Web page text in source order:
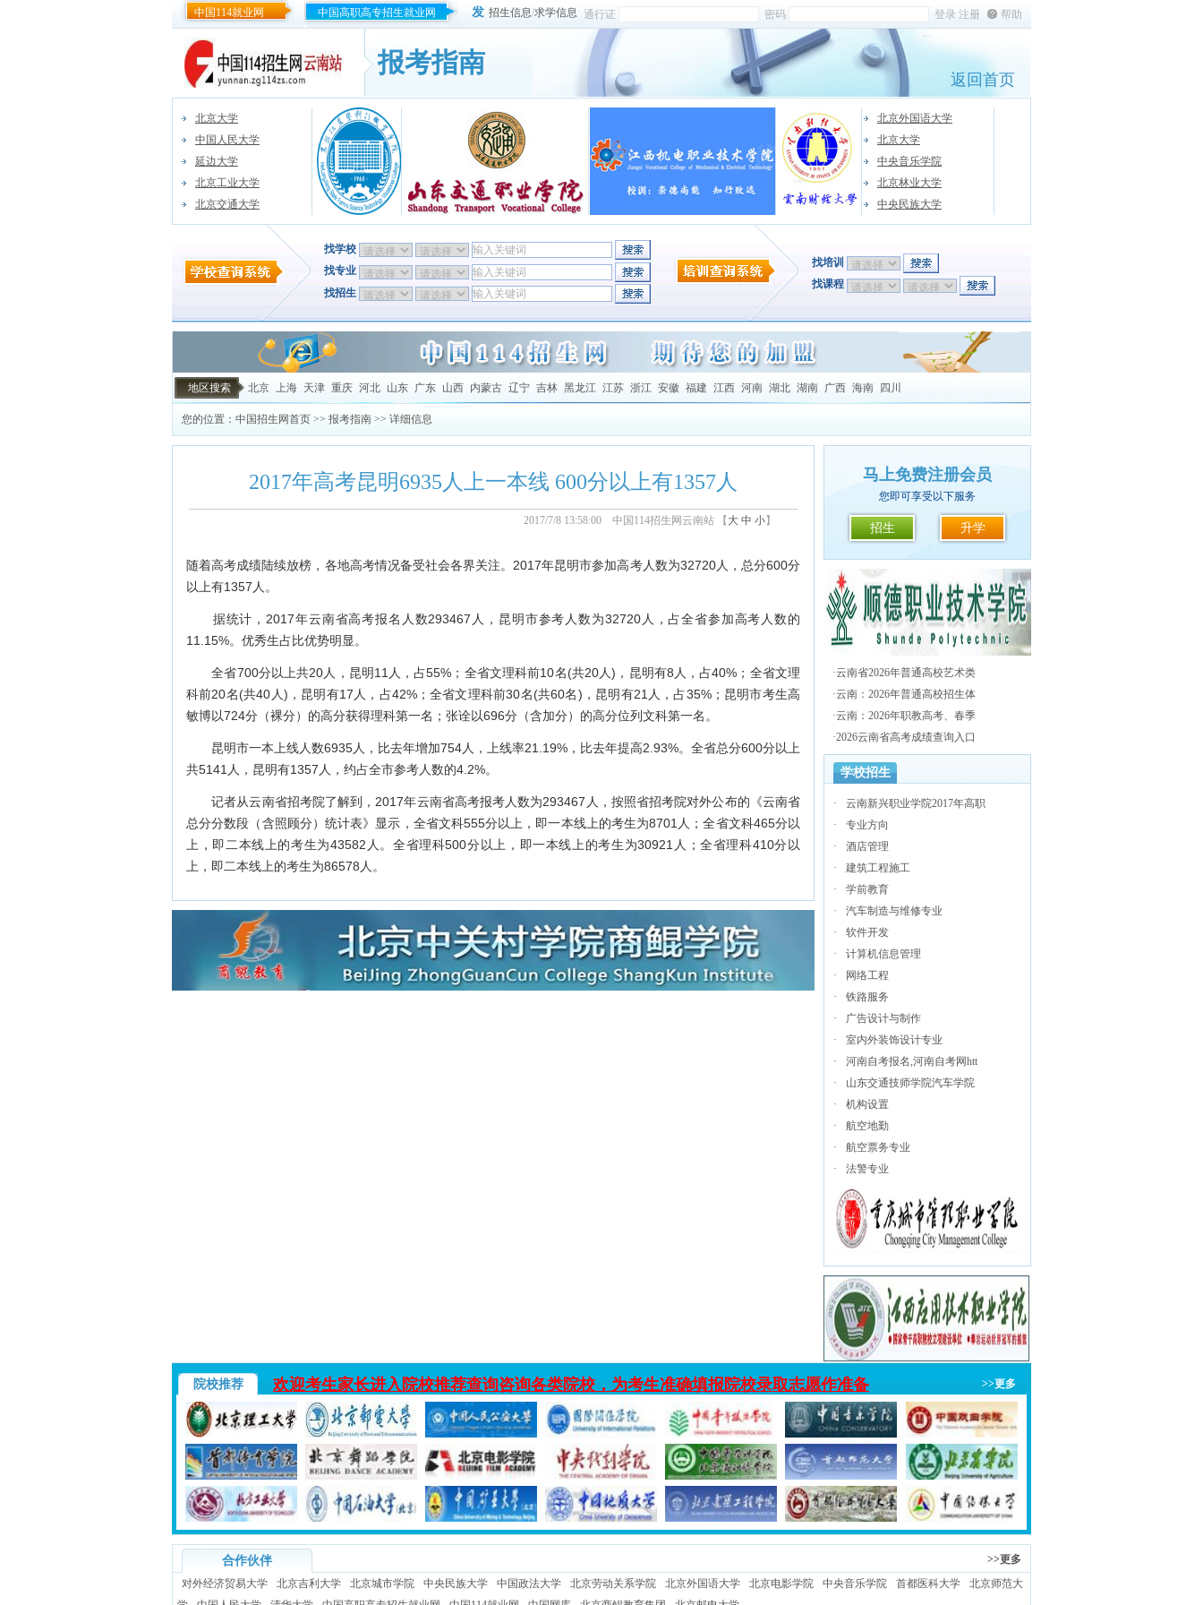
中国114就业网 中国高职高专招生就业网 发 招生信息/求学信息 通行证 密码 帮助
报考指南
返回首页
北京大学
中国人民大学
延边大学
北京工业大学
北京交通大学
北京外国语大学
北京大学
中央音乐学院
北京林业大学
中央民族大学
找学校
找专业
找招生
找培训
找课程
地区搜索 北京 上海 天津 重庆 河北 山东 广东 山西 内蒙古 辽宁 吉林 黑龙江 江苏 浙江 安徽 福建 江西 河南 湖北 湖南 广西 海南 四川
您的位置： 中国招生网首页 >> 报考指南 >> 详细信息
2017年高考昆明6935人上一本线 600分以上有1357人
2017/7/8 13:58:00 中国114招生网云南站 【 大 中 小】
随着高考成绩陆续放榜，各地高考情况备受社会各界关注。2017年昆明市参加高考人数为32720人，总分600分
以上有1357人。
据统计，2017年云南省高考报名人数293467人，昆明市参考人数为32720人，占全省参加高考人数的
11.15%。优秀生占比优势明显。
全省700分以上共20人，昆明11人，占55%；全省文理科前10名(共20人)，昆明有8人，占40%；全省文理
科前20名(共40人)，昆明有17人，占42%；全省文理科前30名(共60名)，昆明有21人，占35%；昆明市考生高
敏博以724分（裸分）的高分获得理科第一名；张诠以696分（含加分）的高分位列文科第一名。
昆明市一本上线人数6935人，比去年增加754人，上线率21.19%，比去年提高2.93%。全省总分600分以上
共5141人，昆明有1357人，约占全市参考人数的4.2%。
记者从云南省招考院了解到，2017年云南省高考报考人数为293467人，按照省招考院对外公布的《云南省
总分分数段（含照顾分）统计表》显示，全省文科555分以上，即一本线上的考生为8701人；全省文科465分以
上，即二本线上的考生为43582人。全省理科500分以上，即一本线上的考生为30921人；全省理科410分以
上，即二本线上的考生为86578人。
马上免费注册会员
您即可享受以下服务
招生 升学
·云南省2026年普通高校艺术类
·云南：2026年普通高校招生体
·云南：2026年职教高考、春季
·2026云南省高考成绩查询入口
学校招生
·
云南新兴职业学院2017年高职
·
专业方向
·
酒店管理
·
建筑工程施工
·
学前教育
·
汽车制造与维修专业
·
软件开发
·
计算机信息管理
·
网络工程
·
铁路服务
·
广告设计与制作
·
室内外装饰设计专业
·
河南自考报名,河南自考网htt
·
山东交通技师学院汽车学院
·
机构设置
·
航空地勤
·
航空票务专业
·
法警专业
院校推荐 欢迎考生家长进入院校推荐查询咨询各类院校，为考生准确填报院校录取志愿作准备 >>更多
合作伙伴
>>更多
对外经济贸易大学
北京吉利大学 北京城市学院 中央民族大学 中国政法大学 北京劳动关系学院 北京外国语大学 北京电影学院 中央音乐学院 首都医科大学
北京师范大